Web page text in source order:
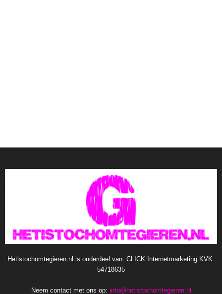
Hetistochomtegieren.nl is onderdeel van: CLICK Internetmarketing KVK:
54718635
Neem contact met ons op: info@hetistochomtegieren.nl